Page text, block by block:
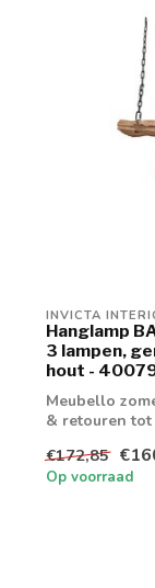
INVICTA
Hanglamp
3 lampen,
hout -
Meubello
& retouren
€172,85
Op voorraad